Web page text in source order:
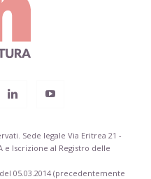
Sede legale Via Eritrea 21 -
e Iscrizione al Registro delle
05.03.2014 (precedentemente